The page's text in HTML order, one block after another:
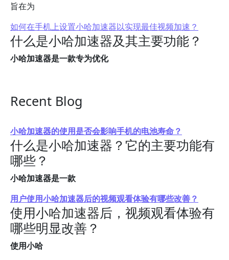
旨在为
如何在手机上设置小哈加速器以实现最佳视频加速？
什么是小哈加速器及其主要功能？
小哈加速器是一款专为优化
Recent Blog
小哈加速器的使用是否会影响手机的电池寿命？
什么是小哈加速器？它的主要功能有
哪些？
小哈加速器是一款
用户使用小哈加速器后的视频观看体验有哪些改善？
使用小哈加速器后，视频观看体验有
哪些明显改善？
使用小哈